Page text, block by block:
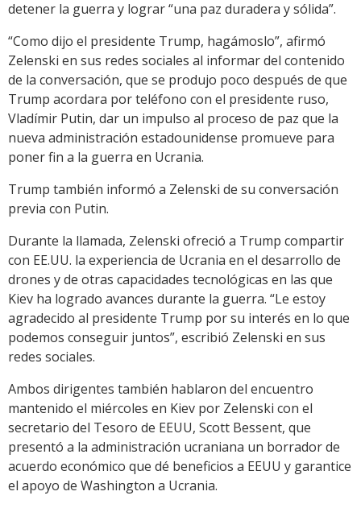
detener la guerra y lograr “una paz duradera y sólida”.
“Como dijo el presidente Trump, hagámoslo”, afirmó
Zelenski en sus redes sociales al informar del contenido
de la conversación, que se produjo poco después de que
Trump acordara por teléfono con el presidente ruso,
Vladímir Putin, dar un impulso al proceso de paz que la
nueva administración estadounidense promueve para
poner fin a la guerra en Ucrania.
Trump también informó a Zelenski de su conversación
previa con Putin.
Durante la llamada, Zelenski ofreció a Trump compartir
con EE.UU. la experiencia de Ucrania en el desarrollo de
drones y de otras capacidades tecnológicas en las que
Kiev ha logrado avances durante la guerra. “Le estoy
agradecido al presidente Trump por su interés en lo que
podemos conseguir juntos”, escribió Zelenski en sus
redes sociales.
Ambos dirigentes también hablaron del encuentro
mantenido el miércoles en Kiev por Zelenski con el
secretario del Tesoro de EEUU, Scott Bessent, que
presentó a la administración ucraniana un borrador de
acuerdo económico que dé beneficios a EEUU y garantice
el apoyo de Washington a Ucrania.